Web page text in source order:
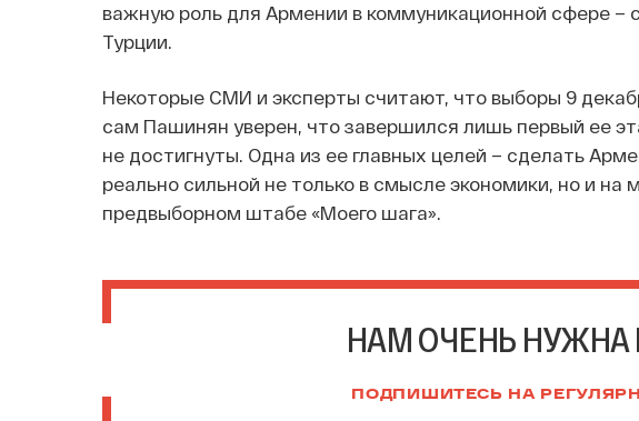
важную роль для Армении в коммуникационной сфере
Турции.
Некоторые СМИ и эксперты считают, что выборы 9
сам Пашинян уверен, что завершился лишь первый ее
не достигнуты. Одна из ее главных целей – сделать
реально сильной не только в смысле экономики, но и
предвыборном штабе «Моего шага».
НАМ ОЧЕНЬ
ПОДПИШИТЕСЬ НА